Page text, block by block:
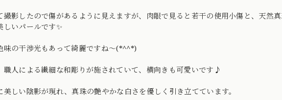
撮影したので傷があるように見えますが、肉眼で見ると若干の使用小傷と、天然
しいパールです✨
味の干渉光もあって綺麗ですね～(*^^*)
職人による繊細な和彫りが施されていて、横向きも可愛いです♪
しい陰影が現れ、真珠の艶やかな白さを優しく引き立てています。